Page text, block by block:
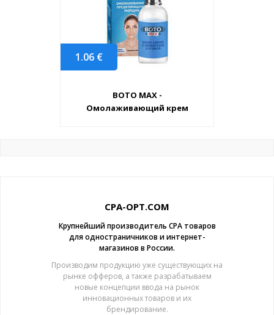
1.06 €
BOTO MAX -
Омолаживающий крем
CPA-OPT.COM
Крупнейший производитель CPA товаров
для одностраничников и интернет-
магазинов в России.
Производим продукцию уже существующих на
рынке офферов, а также разрабатываем
новые концепции ввода на рынок
инновационных товаров и их
брендирование.